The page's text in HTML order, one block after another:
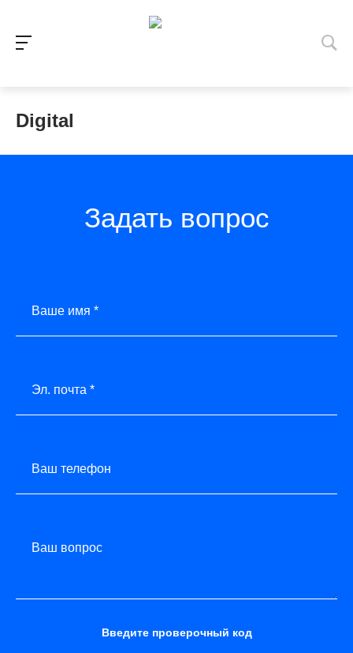
Digital
Задать вопрос
Ваше имя *
Эл. почта *
Ваш телефон
Ваш вопрос
Введите проверочный код